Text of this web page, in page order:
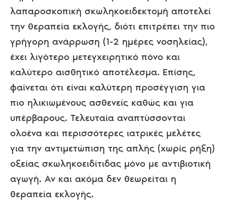
λαπαροσκοπική σκωληκοειδεκτομή αποτελεί
την θεραπεία εκλογής, διότι επιτρέπει την πιο
γρήγορη ανάρρωση (1-2 ημέρες νοσηλείας),
έχει λιγότερο μετεγχειρητικό πόνο και
καλύτερο αισθητικό αποτέλεσμα. Επίσης,
φαίνεται ότι είναι καλύτερη προσέγγιση για
πιο ηλικιωμένους ασθενείς καθώς και για
υπέρβαρους. Τελευταία αναπτύσσονται
ολοένα και περισσότερες ιατρικές μελέτες
για την αντιμετώπιση της απλής (χωρίς ρήξη)
οξείας σκωληκοειδίτιδας μόνο με αντιβιοτική
αγωγή. Αν και ακόμα δεν θεωρείται η
θεραπεία εκλογής.